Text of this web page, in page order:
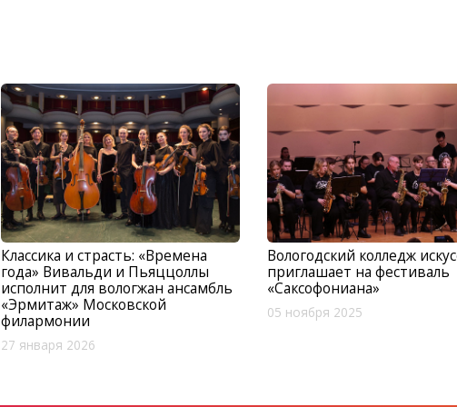
Классика и страсть: «Времена
года» Вивальди и Пьяццоллы
исполнит для вологжан ансамбль
«Эрмитаж» Московской
филармонии
27 января 2026
Вологодский колледж
приглашает на фестиваль
«Саксофониана»
05 ноября 2025